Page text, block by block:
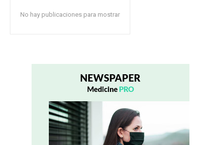
No hay publicaciones para mostrar